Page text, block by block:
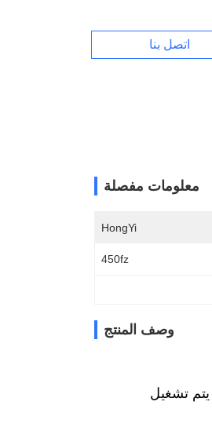
اتصل بنا
معلومات مفصلة
HongYi
450fz
وصف المنتج
يتم تشغيل